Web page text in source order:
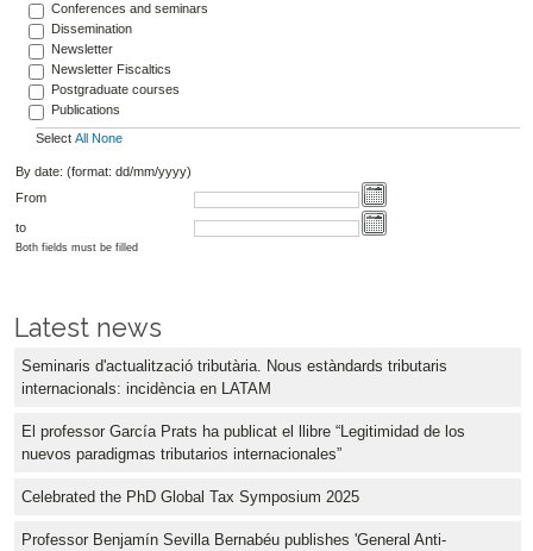
Conferences and seminars
Dissemination
Newsletter
Newsletter Fiscaltics
Postgraduate courses
Publications
Select All None
By date: (format: dd/mm/yyyy)
From
to
Both fields must be filled
Latest news
Seminaris d'actualització tributària. Nous estàndards tributaris
internacionals: incidència en LATAM
El professor García Prats ha publicat el llibre “Legitimidad de los
nuevos paradigmas tributarios internacionales”
Celebrated the PhD Global Tax Symposium 2025
Professor Benjamín Sevilla Bernabéu publishes 'General Anti-